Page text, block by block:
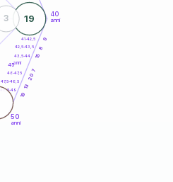
40
anni
50
anni
41-42,5
42,5-43,5
43,5-44
46-47,5
47,5-48,5
48,5-49
9
8
15
7
20
13
19
19
3
45anni